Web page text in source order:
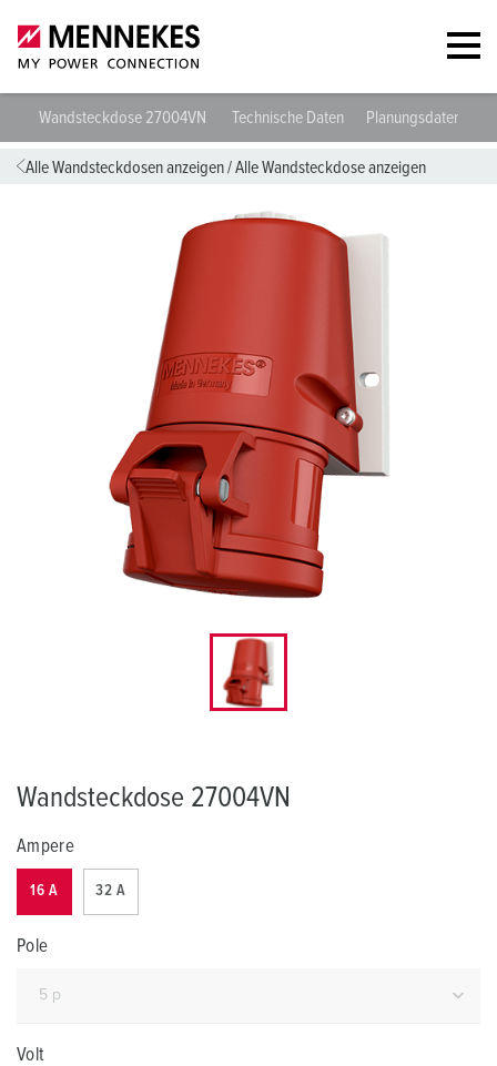
Wandsteckdose 27004VN Technische Daten Planungsdaten &
Alle Wandsteckdosen anzeigen/Alle Wandsteckdose anzeigen
Wandsteckdose 27004VN
Ampere
16 A 32 A
Pole
Volt